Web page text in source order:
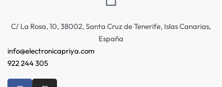
C/ La Rosa, 10, 38002, Santa Cruz de Tenerife, Islas Canarias,
España
info@electronicapriya.com
922 244 305